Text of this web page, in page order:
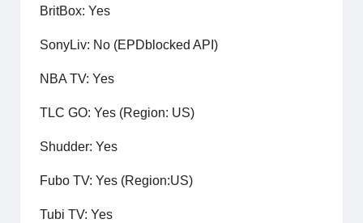
BritBox: Yes
SonyLiv: No (EPDblocked API)
NBA TV: Yes
TLC GO: Yes (Region: US)
Shudder: Yes
Fubo TV: Yes (Region:US)
Tubi TV: Yes